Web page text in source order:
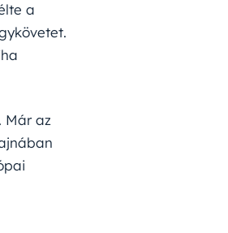
a
Már az